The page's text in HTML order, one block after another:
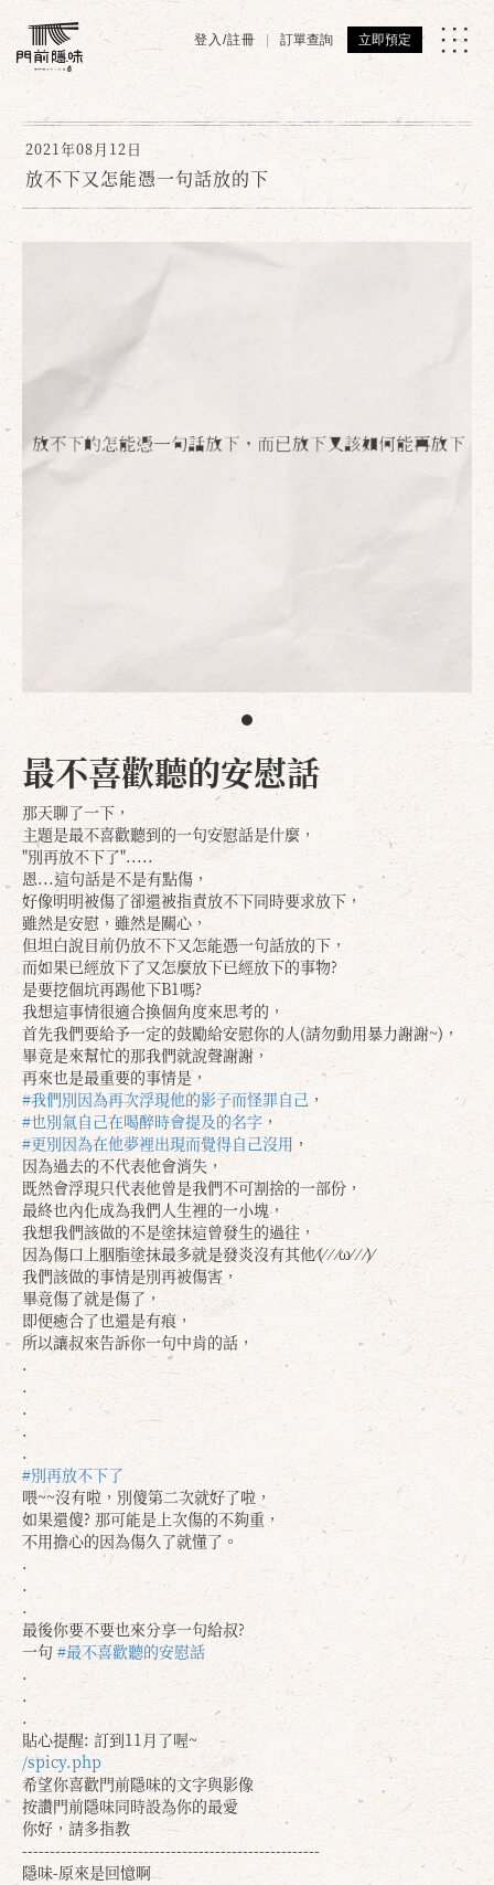
登入/註冊 訂單查詢 立即預定
2021年08月12日
放不下又怎能憑一句話放的下
最不喜歡聽的安慰話
那天聊了一下，
主題是最不喜歡聽到的一句安慰話是什麼，
"別再放不下了".....
恩...這句話是不是有點傷，
好像明明被傷了卻還被指責放不下同時要求放下，
雖然是安慰，雖然是關心，
但坦白說目前仍放不下又怎能憑一句話放的下，
而如果已經放下了又怎麼放下已經放下的事物?
是要挖個坑再踢他下B1嗎?
我想這事情很適合換個角度來思考的，
首先我們要給予一定的鼓勵給安慰你的人(請勿動用暴力謝謝~)，
畢竟是來幫忙的那我們就說聲謝謝，
再來也是最重要的事情是，
#我們別因為再次浮現他的影子而怪罪自己 ，
#也別氣自己在喝醉時會提及的名字 ，
#更別因為在他夢裡出現而覺得自己沒用 ，
因為過去的不代表他會消失，
既然會浮現只代表他曾是我們不可割捨的一部份，
最終也內化成為我們人生裡的一小塊，
我想我們該做的不是塗抹這曾發生的過往，
因為傷口上胭脂塗抹最多就是發炎沒有其他⁄(⁄ ⁄ ⁄ω⁄ ⁄ ⁄)⁄
我們該做的事情是別再被傷害，
畢竟傷了就是傷了，
即便癒合了也還是有痕，
所以讓叔來告訴你一句中肯的話，
.
.
.
.
.
#別再放不下了
喂~~沒有啦，別傻第二次就好了啦，
如果還傻? 那可能是上次傷的不夠重，
不用擔心的因為傷久了就懂了。
.
.
.
最後你要不要也來分享一句給叔?
一句 #最不喜歡聽的安慰話
.
.
.
貼心提醒: 訂到11月了喔~
/spicy.php
希望你喜歡門前隱味的文字與影像
按讚門前隱味同時設為你的最愛
你好，請多指教
------------------------------------------------------
隱味-原來是回憶啊
確定